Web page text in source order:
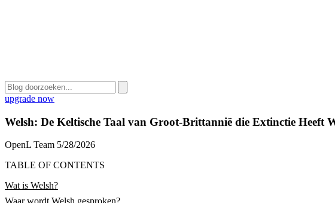
upgrade now
Welsh: De Keltische Taal van Groot-Brittannië die Extinctie Heeft
OpenL Team 5/28/2026
TABLE OF CONTENTS
Wat is Welsh?